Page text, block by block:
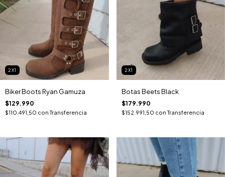
2X1
Biker Boots Ryan Gamuza
$129.990
$110.491,50 con Transferencia
2X1
Botas Beets Black
$179.990
$152.991,50 conTransferencia